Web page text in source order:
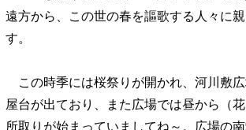
遠方から、この世の春を謳歌する人々に
す。
この時季には桜祭りが開かれ、河川敷
屋台が出ており、また広場では昼から（
所取りが始まっていましてね～。広場の